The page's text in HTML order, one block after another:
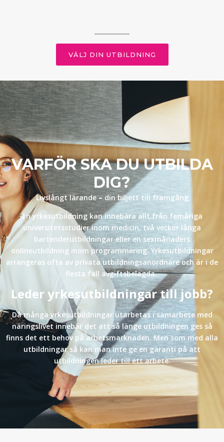
VÄLJ DIN UTBILDNING
VARFÖR SKA DU UTBILDA
DIG?
Livslångt lärande–din biljett till framgång
En yrkesutbildning kan innebära allt från femåriga
universitetsstudier inom medicin, två veckor långa
bartenderutbildningar eller en sexmånaders
onlineutbildning inom programmering. Yrkesutbildningar
arrangeras ofta av privata utbildningsanordnare och är i de
flesta fall avgiftsbelagda.
Leder yrkesutbildningar till jobb?
Då många yrkesutbildningar utarbetas i samarbete med
näringslivet innebär det att så länge utbildningen ges så
finns det ett behov på arbetsmarknaden. Men som med alla
utbildningar så kan man inte ge en garanti på att
utbildningen leder till ett arbete.